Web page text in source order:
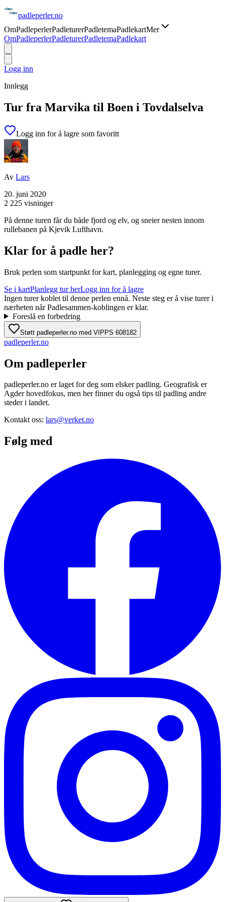
padleperler.no
OmPadleperlerPadleturerPadletemaPadlekartMer
OmPadleperlerPadleturerPadletemaPadlekart
Logg inn
Innlegg
Tur fra Marvika til Boen i Tovdalselva
Logg inn for å lagre som favoritt
Av Lars
20. juni 2020
2 225 visninger
På denne turen får du både fjord og elv, og sneier nesten innom
rullebanen på Kjevik Lufthavn.
Klar for å padle her?
Bruk perlen som startpunkt for kart, planlegging og egne turer.
Se i kartPlanlegg tur herLogg inn for å lagre
Ingen turer koblet til denne perlen ennå. Neste steg er å vise turer i
nærheten når Padlesammen-koblingen er klar.
Foreslå en forbedring
Støtt padleperler.no med VIPPS 608182
padleperler.no
Om padleperler
padleperler.no er laget for deg som elsker padling. Geografisk er
Agder hovedfokus, men her finner du også tips til padling andre
steder i landet.
Kontakt oss: lars@verket.no
Følg med